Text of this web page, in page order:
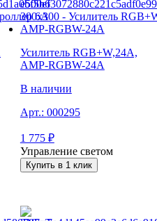
Усилитель RGB+W,24А,
AMP-RGBW-24A
В наличии
Арт.: 000295
1 775 ₽
Управление светом
Купить в 1 клик